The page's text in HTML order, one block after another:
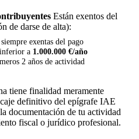
Están exentos del
de darse de alta):
exentas del pago
a 1.000.000 €/año
2 años de actividad
tiene finalidad meramente
definitivo del epígrafe IAE
documentación de tu actividad
fiscal o jurídico profesional.